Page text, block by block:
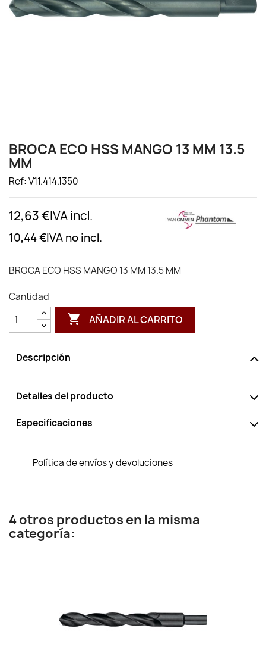
BROCA ECO HSS MANGO 13 MM 13.5
MM
Ref: V11.414.1350
12,63 €IVA incl.
10,44 €IVA no incl.
BROCA ECO HSS MANGO 13 MM 13.5 MM
Cantidad
 AÑADIR AL CARRITO
Descripción
Detalles del producto
Especificaciones
Política de envíos y devoluciones
4 otros productos en la misma
categoría: